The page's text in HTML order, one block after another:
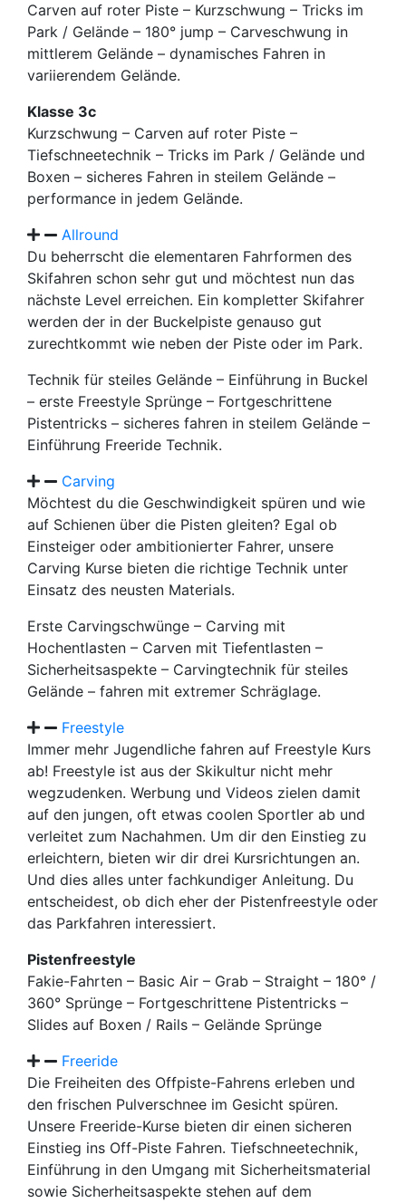
Carven auf roter Piste – Kurzschwung – Tricks im
Park / Gelände – 180° jump – Carveschwung in
mittlerem Gelände – dynamisches Fahren in
variierendem Gelände.
Klasse 3c
Kurzschwung – Carven auf roter Piste –
Tiefschneetechnik – Tricks im Park / Gelände und
Boxen – sicheres Fahren in steilem Gelände –
performance in jedem Gelände.
Allround
Du beherrscht die elementaren Fahrformen des
Skifahren schon sehr gut und möchtest nun das
nächste Level erreichen. Ein kompletter Skifahrer
werden der in der Buckelpiste genauso gut
zurechtkommt wie neben der Piste oder im Park.
Technik für steiles Gelände – Einführung in Buckel
– erste Freestyle Sprünge – Fortgeschrittene
Pistentricks – sicheres fahren in steilem Gelände –
Einführung Freeride Technik.
Carving
Möchtest du die Geschwindigkeit spüren und wie
auf Schienen über die Pisten gleiten? Egal ob
Einsteiger oder ambitionierter Fahrer, unsere
Carving Kurse bieten die richtige Technik unter
Einsatz des neusten Materials.
Erste Carvingschwünge – Carving mit
Hochentlasten – Carven mit Tiefentlasten –
Sicherheitsaspekte – Carvingtechnik für steiles
Gelände – fahren mit extremer Schräglage.
Freestyle
Immer mehr Jugendliche fahren auf Freestyle Kurs
ab! Freestyle ist aus der Skikultur nicht mehr
wegzudenken. Werbung und Videos zielen damit
auf den jungen, oft etwas coolen Sportler ab und
verleitet zum Nachahmen. Um dir den Einstieg zu
erleichtern, bieten wir dir drei Kursrichtungen an.
Und dies alles unter fachkundiger Anleitung. Du
entscheidest, ob dich eher der Pistenfreestyle oder
das Parkfahren interessiert.
Pistenfreestyle
Fakie-Fahrten – Basic Air – Grab – Straight – 180° /
360° Sprünge – Fortgeschrittene Pistentricks –
Slides auf Boxen / Rails – Gelände Sprünge
Freeride
Die Freiheiten des Offpiste-Fahrens erleben und
den frischen Pulverschnee im Gesicht spüren.
Unsere Freeride-Kurse bieten dir einen sicheren
Einstieg ins Off-Piste Fahren. Tiefschneetechnik,
Einführung in den Umgang mit Sicherheitsmaterial
sowie Sicherheitsaspekte stehen auf dem